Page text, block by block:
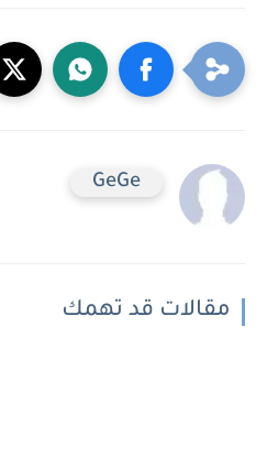
GeGe
مقالات قد تهمك